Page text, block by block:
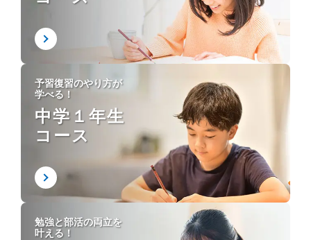
予習復習のやり方が
学べる！
中学１年生
コース
勉強と部活の両立を
叶える！